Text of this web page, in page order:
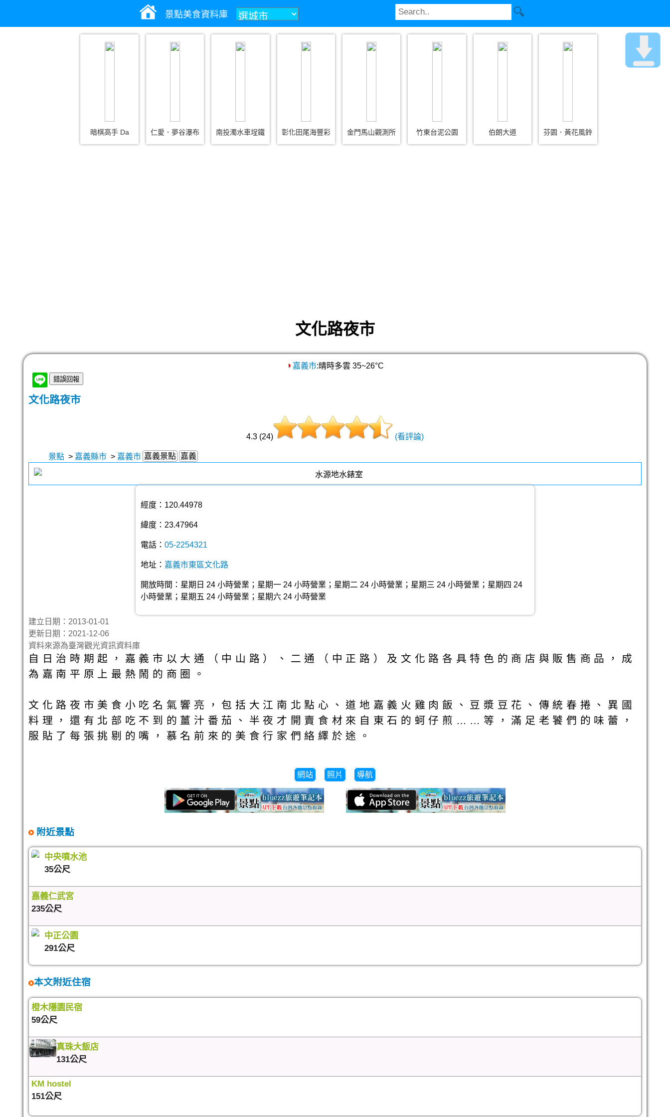
景點美食資料庫
暗棋高手 Da 仁愛．夢谷瀑布 南投濁水車埕鐵 彰化田尾海豐彩 金門馬山觀測所 竹東台泥公園 伯朗大道 芬園．黃花風鈴
文化路夜市
嘉義市:晴時多雲 35~26°C
文化路夜市
4.3 (24) (看評論)
景點 > 嘉義縣市 > 嘉義市 嘉義景點 嘉義
經度：120.44978
緯度：23.47964
電話： 05-2254321
地址： 嘉義市東區文化路
開放時間：星期日 24 小時營業；星期一 24 小時營業；星期二 24 小時營業；星期三 24 小時營業；星期四 24
小時營業；星期五 24 小時營業；星期六 24 小時營業
建立日期：2013-01-01
更新日期：2021-12-06
資料來源為臺灣觀光資訊資料庫
自日治時期起，嘉義市以大通（中山路）、二通（中正路）及文化路各具特色的商店與販售商品，成
為嘉南平原上最熱鬧的商圈。
文化路夜市美食小吃名氣響亮，包括大江南北點心、道地嘉義火雞肉飯、豆漿豆花、傳統春捲、異國
料理，還有北部吃不到的薑汁番茄、半夜才開賣食材來自東石的蚵仔煎……等，滿足老饕們的味蕾，
服貼了每張挑剔的嘴，慕名前來的美食行家們絡繹於途。
網站 照片 導航
附近景點
中央噴水池
35公尺
嘉義仁武宮
235公尺
中正公園
291公尺
本文附近住宿
橙木隱園民宿
59公尺
真珠大飯店
131公尺
KM hostel
151公尺